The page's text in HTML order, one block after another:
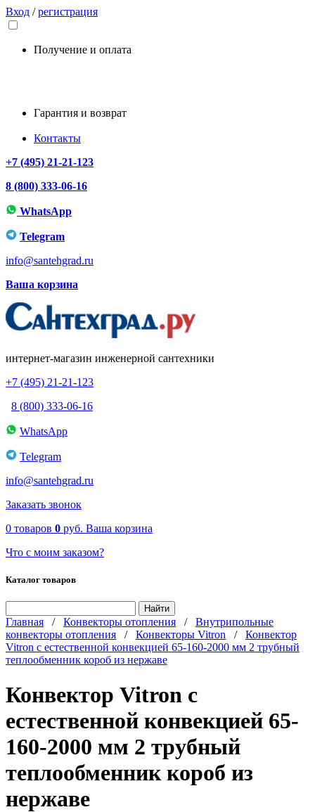
Вход /регистрация
Получение и оплата
Гарантия и возврат
Контакты
+7 (495) 21-21-123
8 (800) 333-06-16
WhatsApp
Telegram
info@santehgrad.ru
Ваша корзина
интернет-магазин инженерной сантехники
+7 (495) 21-21-123
8 (800) 333-06-16
WhatsApp
Telegram
info@santehgrad.ru
Заказать звонок
0 товаров 0 руб. Ваша корзина
Что с моим заказом?
Каталог товаров
Главная / Конвекторы отопления / Внутрипольные
конвекторы отопления / Конвекторы Vitron / Конвектор
Vitron с естественной конвекцией 65-160-2000 мм 2 трубный
теплообменник короб из нержаве
Конвектор Vitron с
естественной конвекцией 65-
160-2000 мм 2 трубный
теплообменник короб из
нержаве